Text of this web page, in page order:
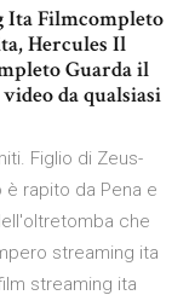
Ita Filmcompleto
Hercules Il
Guarda il
da qualsiasi
Figlio di Zeus-
è rapito da Pena e
che
streaming ita
streaming ita